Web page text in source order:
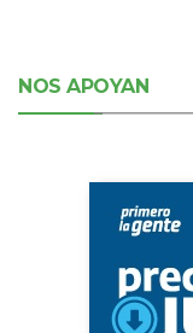
NOS APOYAN